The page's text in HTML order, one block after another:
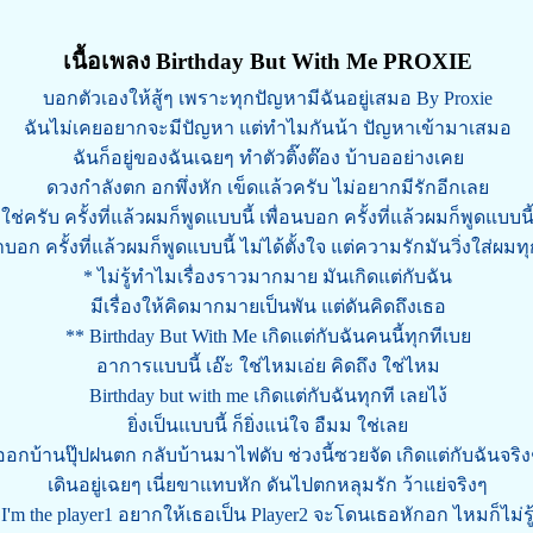
เนื้อเพลง Birthday But With Me PROXIE
บอกตัวเองให้สู้ๆ เพราะทุกปัญหามีฉันอยู่เสมอ By Proxie
ฉันไม่เคยอยากจะมีปัญหา แต่ทำไมกันน้า ปัญหาเข้ามาเสมอ
ฉันก็อยู่ของฉันเฉยๆ ทำตัวติ๊งต๊อง บ้าบออย่างเคย
ดวงกำลังตก อกพึ่งหัก เข็ดแล้วครับ ไม่อยากมีรักอีกเลย
ใช่ครับ ครั้งที่แล้วผมก็พูดแบบนี้ เพื่อนบอก ครั้งที่แล้วผมก็พูดแบบนี้
บอก ครั้งที่แล้วผมก็พูดแบบนี้ ไม่ได้ตั้งใจ แต่ความรักมันวิ่งใส่ผม
* ไม่รู้ทำไมเรื่องราวมากมาย มันเกิดแต่กับฉัน
มีเรื่องให้คิดมากมายเป็นพัน แต่ดันคิดถึงเธอ
** Birthday But With Me เกิดแต่กับฉันคนนี้ทุกทีเบย
อาการแบบนี้ เอ๊ะ ใช่ไหมเอ่ย คิดถึง ใช่ไหม
Birthday but with me เกิดแต่กับฉันทุกที เลยไง้
ยิ่งเป็นแบบนี้ ก็ยิ่งแน่ใจ อืมม ใช่เลย
อกบ้านปุ๊ปฝนตก กลับบ้านมาไฟดับ ช่วงนี้ซวยจัด เกิดแต่กับฉันจริง
เดินอยู่เฉยๆ เนี่ยขาแทบหัก ดันไปตกหลุมรัก ว้าแย่จริงๆ
I'm the player1 อยากให้เธอเป็น Player2 จะโดนเธอหักอก ไหมก็ไม่รู้